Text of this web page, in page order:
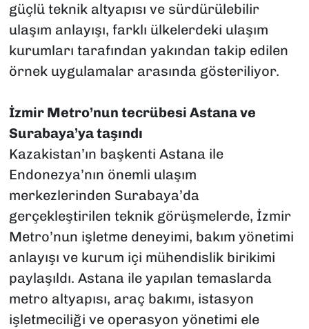
güçlü teknik altyapısı ve sürdürülebilir
ulaşım anlayışı, farklı ülkelerdeki ulaşım
kurumları tarafından yakından takip edilen
örnek uygulamalar arasında gösteriliyor.
İzmir Metro’nun tecrübesi Astana ve
Surabaya’ya taşındı
Kazakistan’ın başkenti Astana ile
Endonezya’nın önemli ulaşım
merkezlerinden Surabaya’da
gerçekleştirilen teknik görüşmelerde, İzmir
Metro’nun işletme deneyimi, bakım yönetimi
anlayışı ve kurum içi mühendislik birikimi
paylaşıldı. Astana ile yapılan temaslarda
metro altyapısı, araç bakımı, istasyon
işletmeciliği ve operasyon yönetimi ele